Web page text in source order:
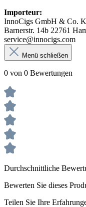
Importeur:
InnoCigs GmbH & Co.
Barnerstr. 14b 22761
service@innocigs.com
Menü schließen
0 von 0 Bewertungen
Durchschnittliche
Bewerten Sie dieses
Teilen Sie Ihre